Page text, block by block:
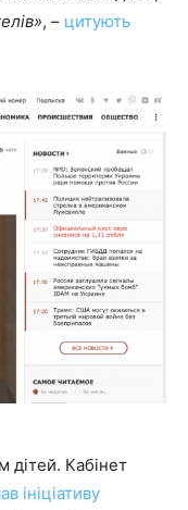
, – цитують
дітей. Кабінет
ініціативу